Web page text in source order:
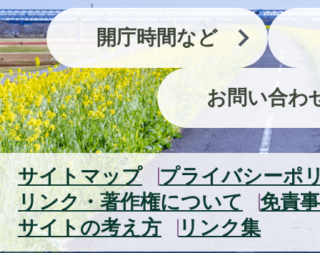
開庁時間など
お問い合わ
サイトマップ
プライバシーポ
リンク・著作権について
免責
サイトの考え方
リンク集